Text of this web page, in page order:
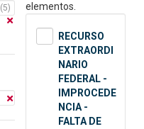
(5)
elementos.
RECURSO
EXTRAORDI
NARIO
FEDERAL -
IMPROCEDE
NCIA -
FALTA DE